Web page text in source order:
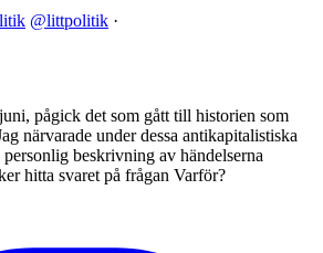
@littpolitik ·
pågick det som gått till historien som
närvarade under dessa antikapitalistiska
beskrivning av händelserna
hitta svaret på frågan Varför?